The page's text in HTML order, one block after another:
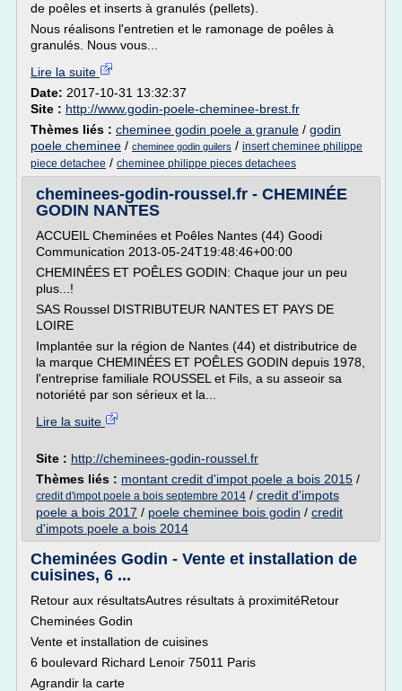
de poêles et inserts à granulés (pellets).
Nous réalisons l'entretien et le ramonage de poêles à
granulés. Nous vous...
Lire la suite
Date: 2017-10-31 13:32:37
Site : http://www.godin-poele-cheminee-brest.fr
Thèmes liés : cheminee godin poele a granule / godin
poele cheminee / cheminee godin guilers / insert cheminee philippe
piece detachee / cheminee philippe pieces detachees
cheminees-godin-roussel.fr - CHEMINÉE
GODIN NANTES
ACCUEIL Cheminées et Poêles Nantes (44) Goodi
Communication 2013-05-24T19:48:46+00:00
CHEMINÉES ET POÊLES GODIN: Chaque jour un peu
plus...!
SAS Roussel DISTRIBUTEUR NANTES ET PAYS DE
LOIRE
Implantée sur la région de Nantes (44) et distributrice de
la marque CHEMINÉES ET POÊLES GODIN depuis 1978,
l'entreprise familiale ROUSSEL et Fils, a su asseoir sa
notoriété par son sérieux et la...
Lire la suite
Site : http://cheminees-godin-roussel.fr
Thèmes liés : montant credit d'impot poele a bois 2015 /
credit d'impot poele a bois septembre 2014 / credit d'impots
poele a bois 2017 / poele cheminee bois godin / credit
d'impots poele a bois 2014
Cheminées Godin - Vente et installation de
cuisines, 6 ...
Retour aux résultatsAutres résultats à proximitéRetour
Cheminées Godin
Vente et installation de cuisines
6 boulevard Richard Lenoir 75011 Paris
Agrandir la carte